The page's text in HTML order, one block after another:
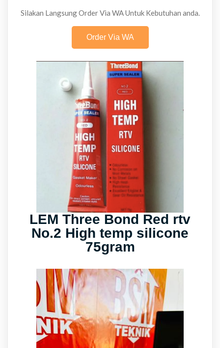
Silakan Langsung Order Via WA Untuk Kebutuhan anda.
Order Via WA
LEM Three Bond Red rtv
No.2 High temp silicone
75gram